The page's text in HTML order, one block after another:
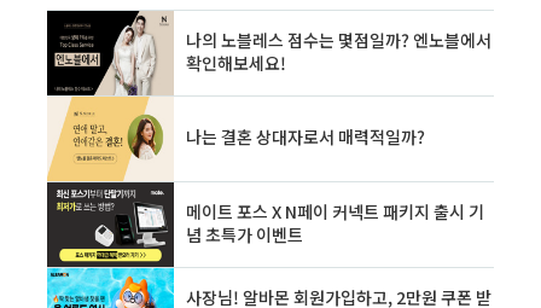
세 배제 업종 추가 간이과세자 업종별 부가가치
율 조정 간이과세자에 대한 세금계산서 발급의무
부과 신용카드 등 사용에 따른 세액공제 공제율
조정 간이과세자의 세금계산서 등 수취 세액공제
산정방식 변경 간이과세자에 대한 면세농산물 등
의제매입세액공제 적용 배제 간이과세자의 확정
신고 시 제출서류 ..